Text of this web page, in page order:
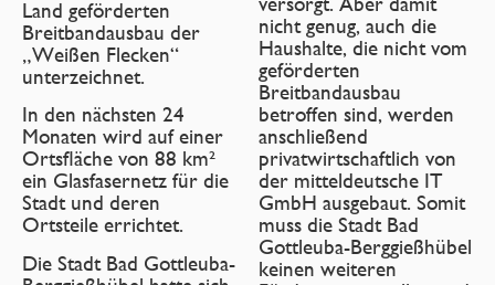
Land geförderten
Breitbandausbau der
„Weißen Flecken“
unterzeichnet.
In den nächsten 24
Monaten wird auf einer
Ortsfläche von 88 km²
ein Glasfasernetz für die
Stadt und deren
Ortsteile errichtet.
Die Stadt Bad Gottleuba-
nicht genug, auch die
Haushalte, die nicht vom
geförderten
Breitbandausbau
betroffen sind, werden
anschließend
privatwirtschaftlich von
der mitteldeutsche IT
GmbH ausgebaut. Somit
muss die Stadt Bad
Gottleuba-Berggießhübel
keinen weiteren